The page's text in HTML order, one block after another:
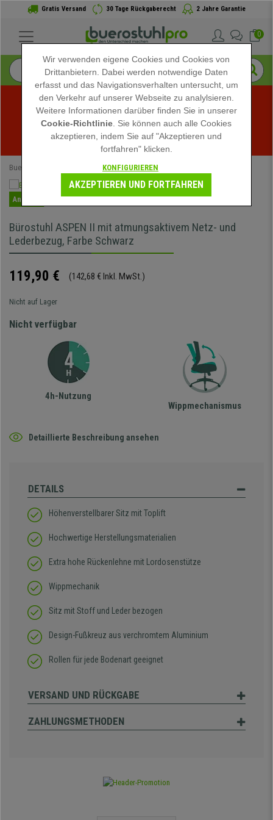
Gratis Versand 30 Tage Rückgaberecht 2 Jahre Garantie
0
Sommerschlussverkauf bei buerostuhlpro! Exklusive
Rabatte für kurze Zeit - Aktion ansehen -
Buerostuhlpro Home escaparate 1
Angebot
Bürostuhl ASPEN II mit atmungsaktivem Netz- und
Lederbezug, Farbe Schwarz
119,90 € (142,68 € Inkl. MwSt.)
Nicht auf Lager
Nicht verfügbar
4h-Nutzung
Wippmechanismus
Detaillierte Beschreibung ansehen
DETAILS
Höhenverstellbarer Sitz mit Toplift
Hochwertige Herstellungsmaterialien
Extra hohe Rückenlehne mit Lordosenstütze
Wippmechanik
Sitz mit Stoff und Leder bezogen
Design-Fußkreuz aus verchromtem Aluminium
Rollen für jede Bodenart geeignet
VERSAND UND RÜCKGABE
ZAHLUNGSMETHODEN
Wir verwenden eigene Cookies und Cookies von
Drittanbietern. Dabei werden notwendige Daten
erfasst und das Navigationsverhalten untersucht, um
den Verkehr auf unserer Webseite zu analylsieren.
Weitere Informationen darüber finden Sie in unserer
Cookie-Richtlinie . Sie können auch alle Cookies
akzeptieren, indem Sie auf "Akzeptieren und
fortfahren" klicken.
KONFIGURIEREN
AKZEPTIEREN UND FORTFAHREN